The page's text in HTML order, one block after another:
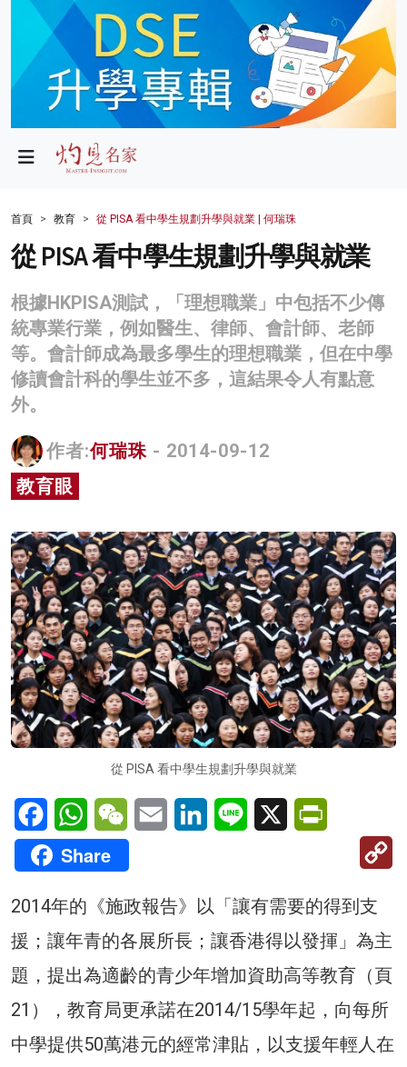
政局
財經
生活
商業
科技
名家榜
灼見活動
首頁 教育 從 PISA 看中學生規劃升學與就業 | 何瑞珠
從 PISA 看中學生規劃升學與就業
根據HKPISA測試，「理想職業」中包括不少傳
統專業行業，例如醫生、律師、會計師、老師
等。會計師成為最多學生的理想職業，但在中學
修讀會計科的學生並不多，這結果令人有點意
外。
作者:何瑞珠 - 2014-09-12
教育眼
從 PISA 看中學生規劃升學與就業
FacebookWhatsAppWeChatEmail LinkedInLine X
Share
2014年的《施政報告》以「讓有需要的得到支
援；讓年青的各展所長；讓香港得以發揮」為主
題，提出為適齡的青少年增加資助高等教育（頁
21），教育局更承諾在2014/15學年起，向每所
中學提供50萬港元的經常津貼，以支援年輕人在